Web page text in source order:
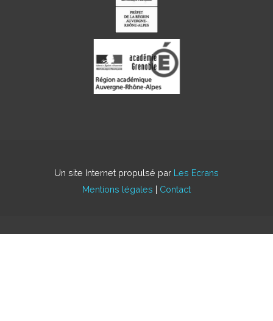
Un site Internet propulsé par Les Ecrans
Mentions légales | Contact